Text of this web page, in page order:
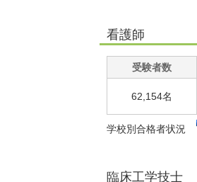
看護師
受験者数
62,154名
学校別合格者状況
臨床工学技士